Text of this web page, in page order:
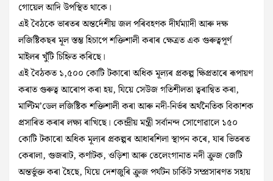
গোয়েল আদি উপস্থিত থাকে।
এই বৈঠকে ভাৰতৰ অন্তৰ্দেশীয় জল পৰিবহণক দীৰ্ঘম্যাদী আৰু দক্ষ
লজিষ্টিকছৰ মূল স্তম্ভ হিচাপে শক্তিশালী কৰাৰ ক্ষেত্ৰত এক গুৰুত্বপূৰ্ণ
মাইলৰ খুঁটি চিহ্নিত কৰিছে।
এই বৈঠকত ১,৫০০ কোটি টকাৰো অধিক মূল্যৰ প্ৰকল্প ক্ষিপ্ৰতাৰে ৰূপায়ণ
কৰাত গুৰুত্ব আৰোপ কৰা হয়, যিয়ে সেউজ গতিশীলতা ত্বৰান্বিত কৰা,
মাল্টিম’ডেল লজিষ্টিক শক্তিশালী কৰা আৰু নদী-নিৰ্ভৰ অৰ্থনৈতিক বিকাশক
প্ৰসাৰিত কৰাৰ লক্ষ্য ৰাখিছে। কেন্দ্ৰীয় মন্ত্ৰী সৰ্বানন্দ সোণোৱালে ১৫০
কোটি টকাৰো অধিক মূল্যৰ প্ৰকল্পৰ আধাৰশিলা স্থাপন কৰে, যাৰ ভিতৰত
কেৰালা, গুজৰাট, কৰ্ণাটক, ওড়িশা আৰু তেলেংগানাত নদী ক্রুজ জেটি
অন্তৰ্ভুক্ত কৰা হৈছে, যিয়ে দেশজুৰি ক্রুজ পর্যটন চার্কিট সম্প্ৰসাৰণত সহায়